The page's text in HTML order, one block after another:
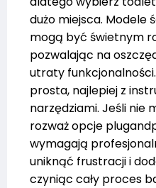
dużo miejsca. Modele
mogą być świetnym
pozwalając na
utraty
prosta, najlepiej z
narzędziami. Jeśli nie
rozważ opcje
wymagają
uniknąć frustracji i
czyniąc cały proces